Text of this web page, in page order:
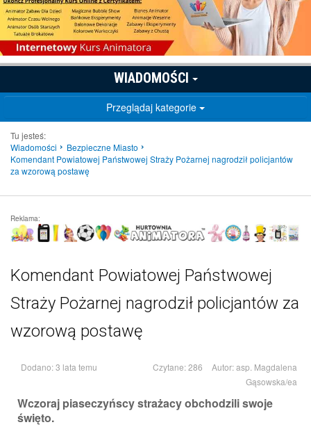
WIADOMOŚCI
Przeglądaj kategorie
Tu jesteś:
Wiadomości
Bezpieczne Miasto
Komendant Powiatowej Państwowej Straży Pożarnej nagrodził policjantów
za wzorową postawę
Reklama:
Komendant Powiatowej Państwowej
Straży Pożarnej nagrodził policjantów za
wzorową postawę
Dodano: 3 lata temu Czytane: 286 Autor:asp. Magdalena
Gąsowska/ea
Wczoraj piaseczyńscy strażacy obchodzili swoje
święto.